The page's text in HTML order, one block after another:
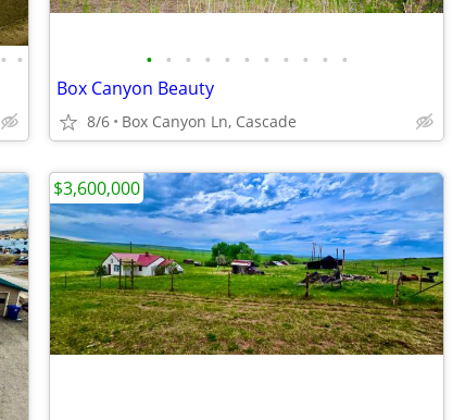
• • • • • • • • • • • • •
Box Canyon Beauty
8/6 Box Canyon Ln, Cascade
$3,600,000